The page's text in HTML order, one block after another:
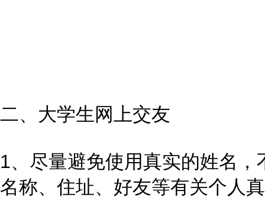
二、大学生网上交友
1、尽量避免使用真实的姓名
名称、住址、好友等有关个人